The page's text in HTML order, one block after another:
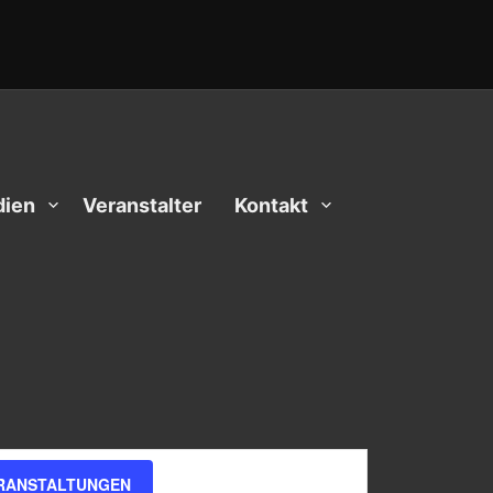
Veranstalter Kontakt